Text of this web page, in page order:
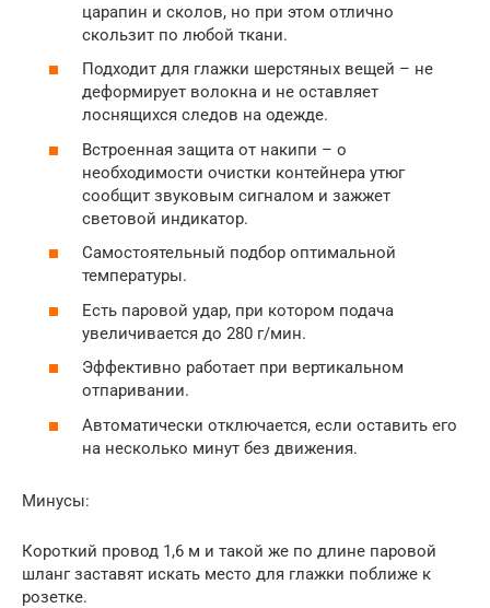
царапин и сколов, но при этом отлично
скользит по любой ткани.
Подходит для глажки шерстяных вещей – не
деформирует волокна и не оставляет
лоснящихся следов на одежде.
Встроенная защита от накипи – о
необходимости очистки контейнера утюг
сообщит звуковым сигналом и зажжет
световой индикатор.
Самостоятельный подбор оптимальной
температуры.
Есть паровой удар, при котором подача
увеличивается до 280 г/мин.
Эффективно работает при вертикальном
отпаривании.
Автоматически отключается, если оставить его
на несколько минут без движения.
Минусы:
Короткий провод 1,6 м и такой же по длине паровой
шланг заставят искать место для глажки поближе к
розетке.